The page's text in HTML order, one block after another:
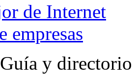
de Internet
empresas
y directorio